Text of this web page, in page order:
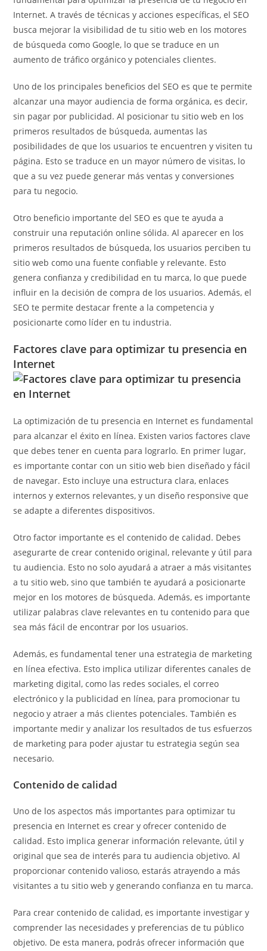
Internet. A través de técnicas y acciones específicas, el SEO
busca mejorar la visibilidad de tu sitio web en los motores
de búsqueda como Google, lo que se traduce en un
aumento de tráfico orgánico y potenciales clientes.
Uno de los principales beneficios del SEO es que te permite
alcanzar una mayor audiencia de forma orgánica, es decir,
sin pagar por publicidad. Al posicionar tu sitio web en los
primeros resultados de búsqueda, aumentas las
posibilidades de que los usuarios te encuentren y visiten tu
página. Esto se traduce en un mayor número de visitas, lo
que a su vez puede generar más ventas y conversiones
para tu negocio.
Otro beneficio importante del SEO es que te ayuda a
construir una reputación online sólida. Al aparecer en los
primeros resultados de búsqueda, los usuarios perciben tu
sitio web como una fuente confiable y relevante. Esto
genera confianza y credibilidad en tu marca, lo que puede
influir en la decisión de compra de los usuarios. Además, el
SEO te permite destacar frente a la competencia y
posicionarte como líder en tu industria.
Factores clave para optimizar tu presencia en
Internet
La optimización de tu presencia en Internet es fundamental
para alcanzar el éxito en línea. Existen varios factores clave
que debes tener en cuenta para lograrlo. En primer lugar,
es importante contar con un sitio web bien diseñado y fácil
de navegar. Esto incluye una estructura clara, enlaces
internos y externos relevantes, y un diseño responsive que
se adapte a diferentes dispositivos.
Otro factor importante es el contenido de calidad. Debes
asegurarte de crear contenido original, relevante y útil para
tu audiencia. Esto no solo ayudará a atraer a más visitantes
a tu sitio web, sino que también te ayudará a posicionarte
mejor en los motores de búsqueda. Además, es importante
utilizar palabras clave relevantes en tu contenido para que
sea más fácil de encontrar por los usuarios.
Además, es fundamental tener una estrategia de marketing
en línea efectiva. Esto implica utilizar diferentes canales de
marketing digital, como las redes sociales, el correo
electrónico y la publicidad en línea, para promocionar tu
negocio y atraer a más clientes potenciales. También es
importante medir y analizar los resultados de tus esfuerzos
de marketing para poder ajustar tu estrategia según sea
necesario.
Contenido de calidad
Uno de los aspectos más importantes para optimizar tu
presencia en Internet es crear y ofrecer contenido de
calidad. Esto implica generar información relevante, útil y
original que sea de interés para tu audiencia objetivo. Al
proporcionar contenido valioso, estarás atrayendo a más
visitantes a tu sitio web y generando confianza en tu marca.
Para crear contenido de calidad, es importante investigar y
comprender las necesidades y preferencias de tu público
objetivo. De esta manera, podrás ofrecer información que